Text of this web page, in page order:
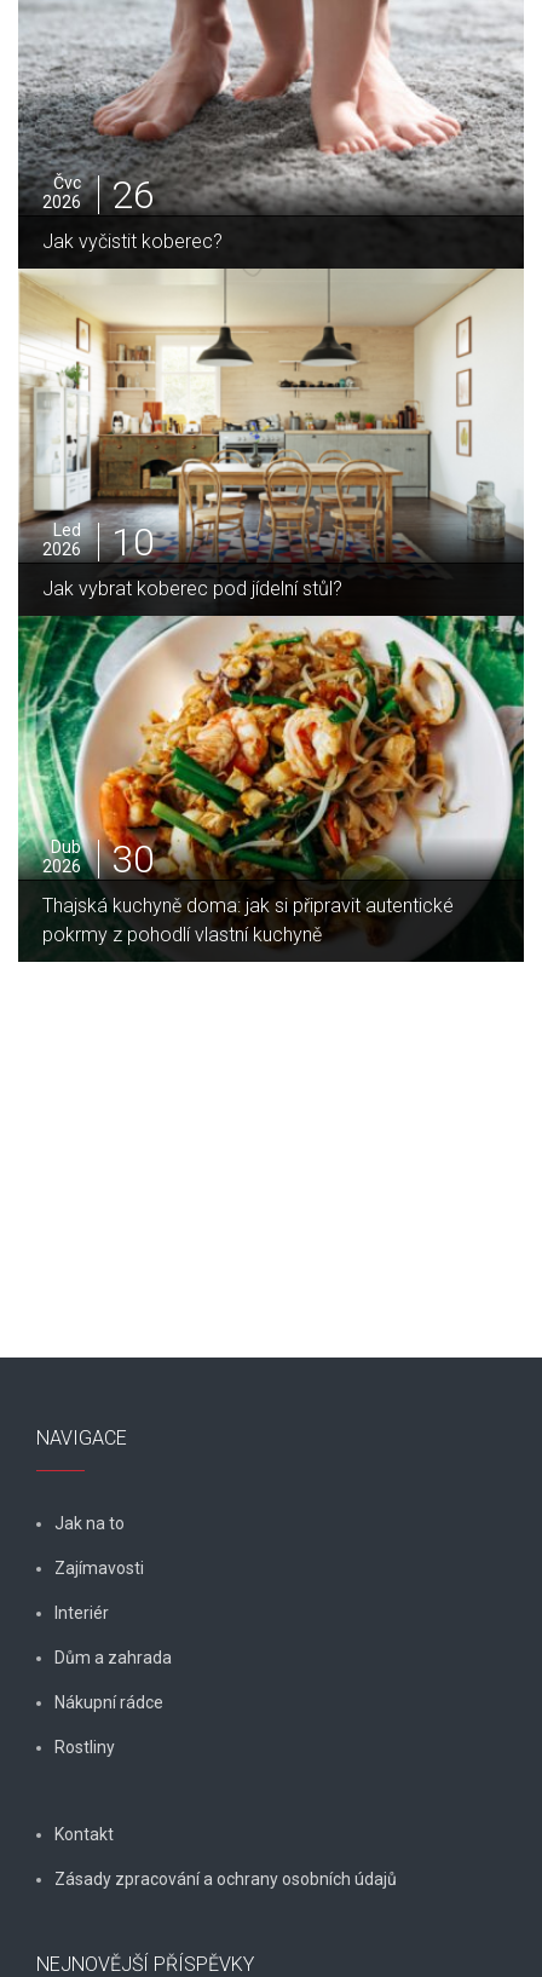
Čvc
2026
25
Jak sušit pomeranče a citrusy jednoduše
Pro
2025
05
Jak zvládnout vánoční úklid bez námahy
Led
2026
16
Jaký je rozdíl mezi indukční a sklokeramickou
deskou?
NAVIGACE
Jak na to
Zajímavosti
Interiér
Dům a zahrada
Nákupní rádce
Rostliny
Kontakt
Zásady zpracování a ochrany osobních údajů
NEJNOVĚJŠÍ PŘÍSPĚVKY